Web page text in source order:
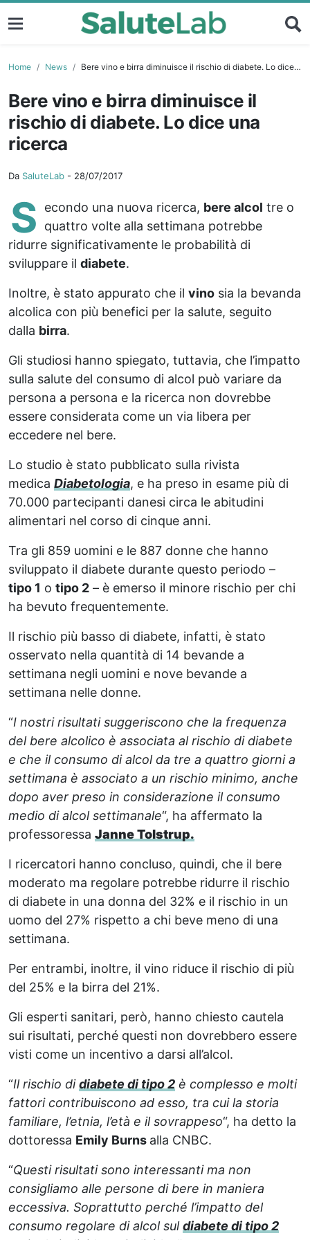
Home News Bere vino e birra diminuisce il rischio di diabete. Lo dice una ricerca
Bere vino e birra diminuisce il
rischio di diabete. Lo dice una
ricerca
Da SaluteLab - 28/07/2017
S econdo una nuova ricerca, bere alcol tre o
quattro volte alla settimana potrebbe
ridurre significativamente le probabilità di
sviluppare il diabete.
Inoltre, è stato appurato che il vino sia la bevanda
alcolica con più benefici per la salute, seguito
dalla birra.
Gli studiosi hanno spiegato, tuttavia, che l’impatto
sulla salute del consumo di alcol può variare da
persona a persona e la ricerca non dovrebbe
essere considerata come un via libera per
eccedere nel bere.
Lo studio è stato pubblicato sulla rivista
medica Diabetologia, e ha preso in esame più di
70.000 partecipanti danesi circa le abitudini
alimentari nel corso di cinque anni.
Tra gli 859 uomini e le 887 donne che hanno
sviluppato il diabete durante questo periodo –
tipo 1 o tipo 2 – è emerso il minore rischio per chi
ha bevuto frequentemente.
Il rischio più basso di diabete, infatti, è stato
osservato nella quantità di 14 bevande a
settimana negli uomini e nove bevande a
settimana nelle donne.
“I nostri risultati suggeriscono che la frequenza
del bere alcolico è associata al rischio di diabete
e che il consumo di alcol da tre a quattro giorni a
settimana è associato a un rischio minimo, anche
dopo aver preso in considerazione il consumo
medio di alcol settimanale“, ha affermato la
professoressa Janne Tolstrup.
I ricercatori hanno concluso, quindi, che il bere
moderato ma regolare potrebbe ridurre il rischio
di diabete in una donna del 32% e il rischio in un
uomo del 27% rispetto a chi beve meno di una
settimana.
Per entrambi, inoltre, il vino riduce il rischio di più
del 25% e la birra del 21%.
Gli esperti sanitari, però, hanno chiesto cautela
sui risultati, perché questi non dovrebbero essere
visti come un incentivo a darsi all’alcol.
“Il rischio didiabete di tipo 2 è complesso e molti
fattori contribuiscono ad esso, tra cui la storia
familiare, l’etnia, l’età e il sovrappeso“, ha detto la
dottoressa Emily Burns alla CNBC.
“Questi risultati sono interessanti ma non
consigliamo alle persone di bere in maniera
eccessiva. Soprattutto perché l’impatto del
consumo regolare di alcol suldiabete di tipo 2